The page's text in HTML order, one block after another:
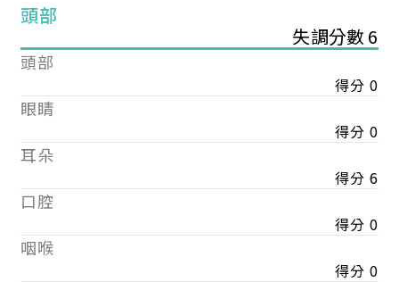
頭部
失調分數 6
頭部
得分 0
眼睛
得分 0
耳朵
得分 6
口腔
得分 0
咽喉
得分 0